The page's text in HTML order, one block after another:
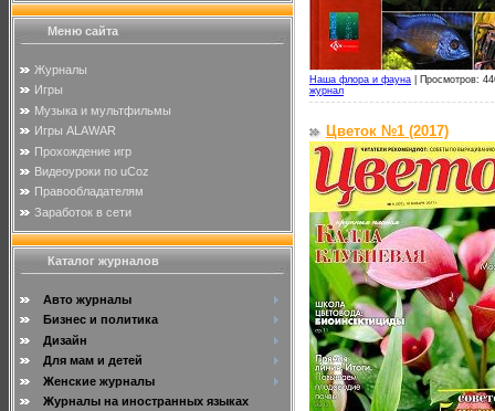
Меню сайта
Журналы
Игры
Музыка и мультфильмы
Игры ALAWAR
Прохождение игр
Видеоуроки по uCoz
Правообладателям
Заработок в сети
Каталог журналов
Авто журналы
Бизнес и политика
Дизайн
Для мам и детей
Женские журналы
Журналы на иностранных языках
Наша флора и фауна
Просмотров:
журнал
Цветок №1 (2017)